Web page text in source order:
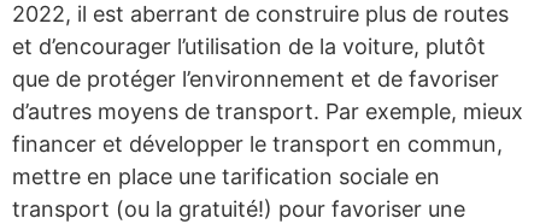
2022, il est aberrant de construire plus de routes
et d’encourager l’utilisation de la voiture, plutôt
que de protéger l’environnement et de favoriser
d’autres moyens de transport. Par exemple, mieux
financer et développer le transport en commun,
mettre en place une tarification sociale en
transport (ou la gratuité!) pour favoriser une